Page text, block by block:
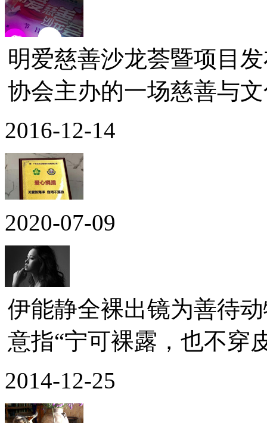
明爱慈善沙龙荟暨项目
协会主办的一场慈善与
2016-12-14
2020-07-09
伊能静全裸出镜为善待
意指“宁可裸露，也不穿
2014-12-25